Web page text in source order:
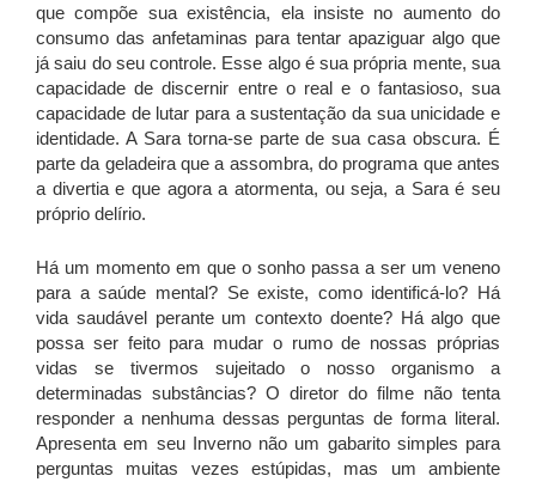
que compõe sua existência, ela insiste no aumento do
consumo das anfetaminas para tentar apaziguar algo que
já saiu do seu controle. Esse algo é sua própria mente, sua
capacidade de discernir entre o real e o fantasioso, sua
capacidade de lutar para a sustentação da sua unicidade e
identidade. A Sara torna-se parte de sua casa obscura. É
parte da geladeira que a assombra, do programa que antes
a divertia e que agora a atormenta, ou seja, a Sara é seu
próprio delírio.
Há um momento em que o sonho passa a ser um veneno
para a saúde mental? Se existe, como identificá-lo? Há
vida saudável perante um contexto doente? Há algo que
possa ser feito para mudar o rumo de nossas próprias
vidas se tivermos sujeitado o nosso organismo a
determinadas substâncias? O diretor do filme não tenta
responder a nenhuma dessas perguntas de forma literal.
Apresenta em seu Inverno não um gabarito simples para
perguntas muitas vezes estúpidas, mas um ambiente